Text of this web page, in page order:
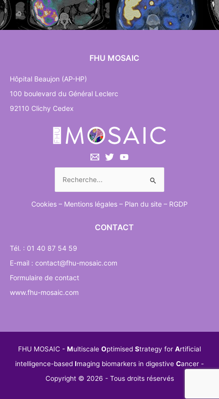
FHU MOSAIC
Hôpital Beaujon (AP-HP)
100 boulevard du Général Leclerc
92110 Clichy Cedex
Cookies – Mentions légales – Plan du site – RGDP
CONTACT
Tél. : 01 40 87 54 59
E-mail : contact@fhu-mosaic.com
Formulaire de contact
www.fhu-mosaic.com
FHU MOSAIC - Multiscale Optimised Strategy for Artificial
intelligence-based Imaging biomarkers in digestive Cancer -
Copyright © 2026 - Tous droits réservés